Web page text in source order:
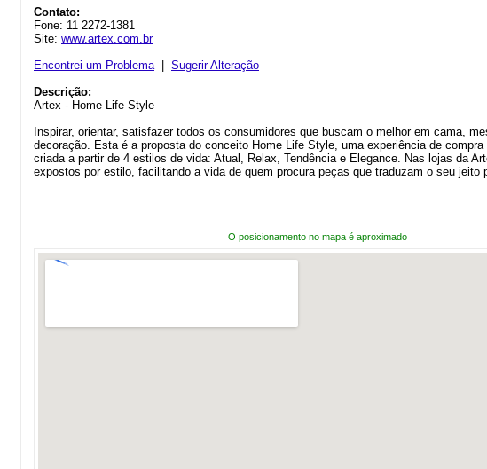
Contato:
Fone: 11 2272-1381
Site: www.artex.com.br
Encontrei um Problema| Sugerir Alteração
Descrição:
Artex - Home Life Style
Inspirar, orientar, satisfazer todos os consumidores que buscam o melhor em cama,
decoração. Esta é a proposta do conceito Home Life Style, uma experiência de compra
criada a partir de 4 estilos de vida: Atual, Relax, Tendência e Elegance. Nas lojas da
expostos por estilo, facilitando a vida de quem procura peças que traduzam o seu jeito
O posicionamento no mapa é aproximado